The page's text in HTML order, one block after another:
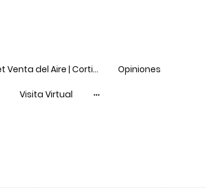
Chalet Venta del Aire | Cortijo Terrón Opiniones
Visita Virtual